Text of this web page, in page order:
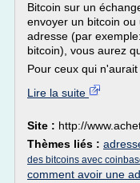
Bitcoin sur un
envoyer un bitcoin
adresse (par
bitcoin), vous aurez
Pour ceux qui n'aurait
Lire la suite
Site : http://
Thèmes liés :
des bitcoins avec
comment avoir une